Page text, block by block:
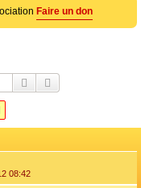
Faire un don
Rechercher
08:42